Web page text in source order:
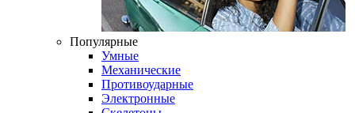
Популярные
Умные
Механические
Противоударные
Электронные